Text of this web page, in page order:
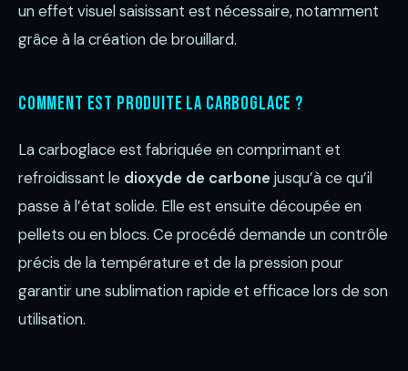
un effet visuel saisissant est nécessaire, notamment
grâce à la création de brouillard.
Comment est produite la carboglace ?
La carboglace est fabriquée en comprimant et
refroidissant le dioxyde de carbone jusqu’à ce qu’il
passe à l’état solide. Elle est ensuite découpée en
pellets ou en blocs. Ce procédé demande un contrôle
précis de la température et de la pression pour
garantir une sublimation rapide et efficace lors de son
utilisation.